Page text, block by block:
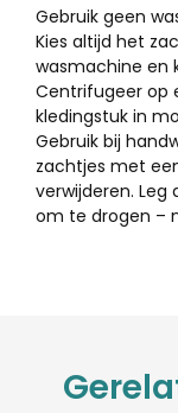
Gebruik geen
Kies altijd het
wasmachine en
Centrifugeer op
kledingstuk in
Gebruik bij
zachtjes met
verwijderen.
om te drogen –